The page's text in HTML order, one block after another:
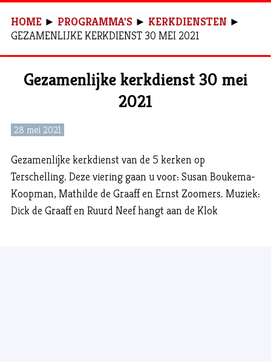
HOME► PROGRAMMA'S ► KERKDIENSTEN►
GEZAMENLIJKE KERKDIENST 30 MEI 2021
Gezamenlijke kerkdienst 30 mei
2021
28 mei 2021
Gezamenlijke kerkdienst van de 5 kerken op
Terschelling. Deze viering gaan u voor: Susan Boukema-
Koopman, Mathilde de Graaff en Ernst Zoomers. Muziek:
Dick de Graaff en Ruurd Neef hangt aan de Klok